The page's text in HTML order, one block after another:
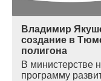
Владимир
создание в
полигона
В министерстве
программу